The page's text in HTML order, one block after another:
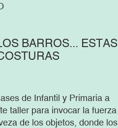
BARROS... ESTAS
de Infantil y Primaria a
taller para invocar la fuerza
de los objetos, donde los